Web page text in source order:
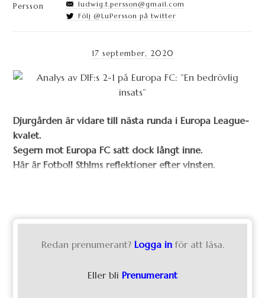
ludwig.t.persson@gmail.com
Följ @LuPersson på twitter
17 september, 2020
Djurgården är vidare till nästa runda i Europa League-
kvalet.
Segern mot Europa FC satt dock långt inne.
Här är Fotboll Sthlms reflektioner efter vinsten.
Redan prenumerant? Logga in för att läsa.
Eller bli Prenumerant